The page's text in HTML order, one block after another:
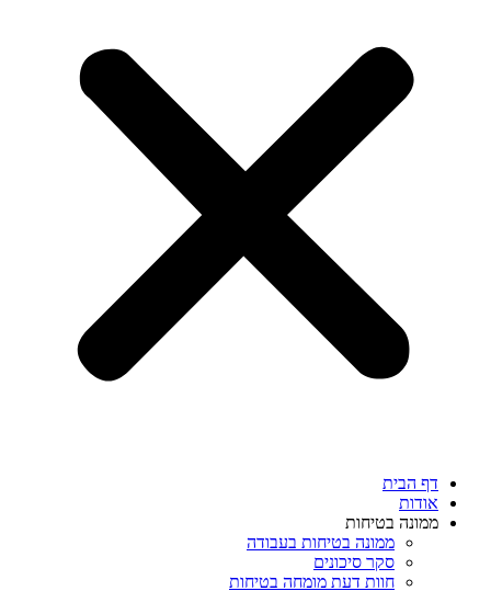
דף הבית
אודות
ממונה בטיחות
ממונה בטיחות בעבודה
סקר סיכונים
חוות דעת מומחה בטיחות